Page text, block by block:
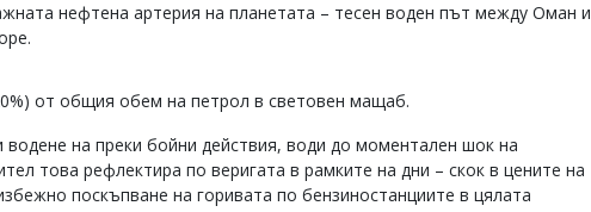
нефтена артерия на планетата – тесен воден път между Оман и
от общия обем на петрол в световен мащаб.
водене на преки бойни действия, води до моментален шок на
това рефлектира по веригата в рамките на дни – скок в цените на
поскъпване на горивата по бензиностанциите в цялата